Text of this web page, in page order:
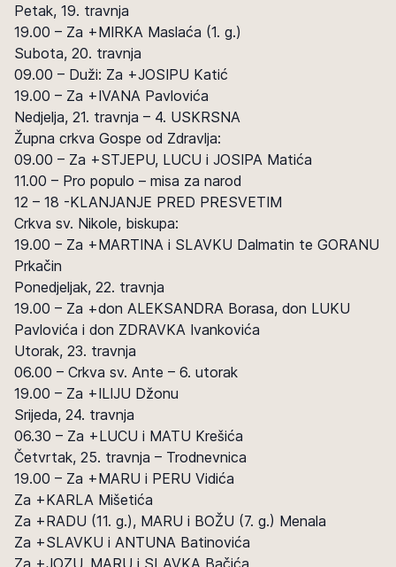
Petak, 19. travnja
19.00 – Za +MIRKA Maslaća (1. g.)
Subota, 20. travnja
09.00 – Duži: Za +JOSIPU Katić
19.00 – Za +IVANA Pavlovića
Nedjelja, 21. travnja – 4. USKRSNA
Župna crkva Gospe od Zdravlja:
09.00 – Za +STJEPU, LUCU i JOSIPA Matića
11.00 – Pro populo – misa za narod
12 – 18 -KLANJANJE PRED PRESVETIM
Crkva sv. Nikole, biskupa:
19.00 – Za +MARTINA i SLAVKU Dalmatin te GORANU
Prkačin
Ponedjeljak, 22. travnja
19.00 – Za +don ALEKSANDRA Borasa, don LUKU
Pavlovića i don ZDRAVKA Ivankovića
Utorak, 23. travnja
06.00 – Crkva sv. Ante – 6. utorak
19.00 – Za +ILIJU Džonu
Srijeda, 24. travnja
06.30 – Za +LUCU i MATU Krešića
Četvrtak, 25. travnja – Trodnevnica
19.00 – Za +MARU i PERU Vidića
Za +KARLA Mišetića
Za +RADU (11. g.), MARU i BOŽU (7. g.) Menala
Za +SLAVKU i ANTUNA Batinovića
Za +JOZU, MARU i SLAVKA Bačića